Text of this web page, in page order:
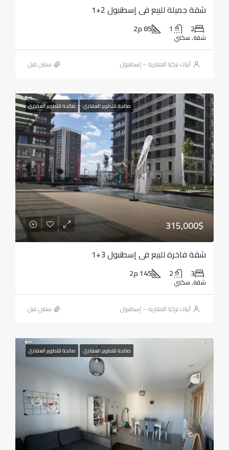
شقة جميلة للبيع في إسطنبول 2+1
2
1 85 م2
شقة, سكني
أبيات تركيا العقارية – إسطنبول ‏سنتين قبل
صالحة للتطوير العقاري صالحة للتطوير العقاري
315,000$
شقة فاخرة للبيع في إسطنبول 3+1
3
2 145 م2
شقة, سكني
أبيات تركيا العقارية – إسطنبول ‏سنتين قبل
صالحة للتطوير العقاري صالحة للتطوير العقاري